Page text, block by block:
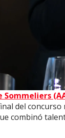
del
combinó